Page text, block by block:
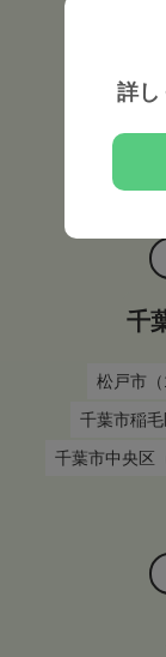
千葉
東京都（
千
松戸市（
千葉市稲毛
千葉市中央区
詳し